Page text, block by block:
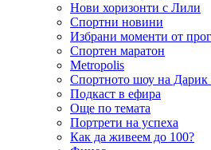
Нови хоризонти с Лили
Спортни новини
Избрани моменти от
Спортен маратон
Metropolis
Спортното шоу на Дарик
Подкаст в ефира
Още по темата
Портрети на успеха
Как да живеем до 100?